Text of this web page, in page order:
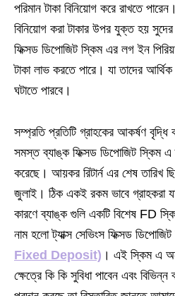
পরিমান টাকা বিনিয়োগ করে রাখতে
বিনিয়োগ করা টাকার উপর যুক্ত হয় সুদের
ফিক্সড ডিপোজিট স্কিম এর লগ ইন
টাকা লাভ করতে পারে। যা তাদের
ঘটাতে পারবে।
সম্প্রতি প্রতিটি গ্রাহকের আকর্ষণ বৃদ্ধি
সমস্ত ব্যাঙ্ক ফিক্সড ডিপোজিট স্কিম এ
করেছে। আয়কর রিটার্ন এর শেষ তারিখ
জুলাই। ঠিক একই রকম ভাবে গ্রাহকরা
কারণে ব্যাঙ্ক গুলি একটি বিশেষ FD
নাম হলো ট্যাক্স সেভিংস ফিক্সড
Fixed Deposit) । এই স্কিম এ
ক্ষেত্রে কি কি সুবিধা পাবেন এবং